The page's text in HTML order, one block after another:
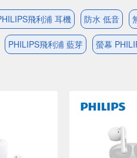
飛利浦 耳機 防水 低音
PHILIPS飛利浦 藍芽 螢幕